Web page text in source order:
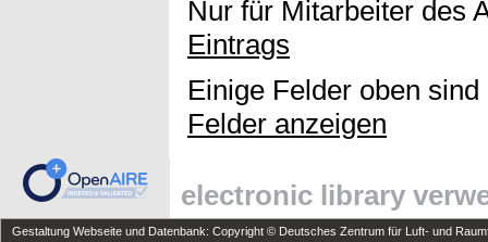
Nur für Mitarbeiter des
Eintrags
Einige Felder oben
Felder anzeigen
electronic library
Gestaltung Webseite und Datenbank: Copyright © Deutsches Zentrum für Luft- und